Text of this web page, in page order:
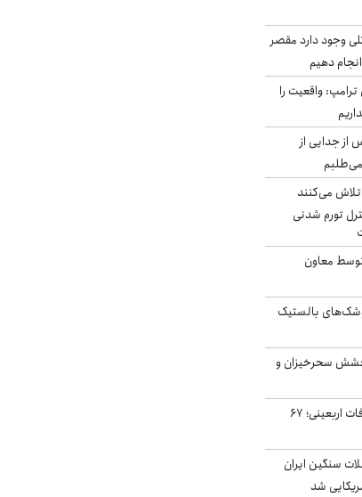
وجود دارد مقصر
دهیم
واقعیت را
جدایی از
می‌کنند
تورم شدنی
معاون
بالستیک
سحرخیزان و
جان باختن ۲۴ زائر در تصادفات اربعینی؛ ۶۷
سنگین ایران